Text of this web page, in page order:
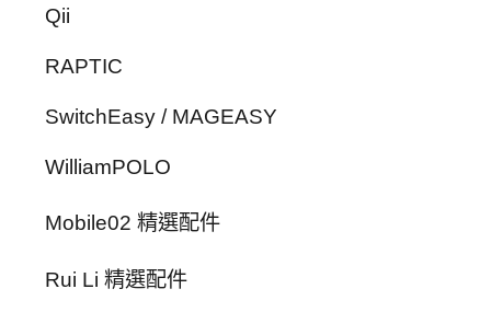
Qii
RAPTIC
SwitchEasy / MAGEASY
WilliamPOLO
Mobile02 精選配件
Rui Li 精選配件